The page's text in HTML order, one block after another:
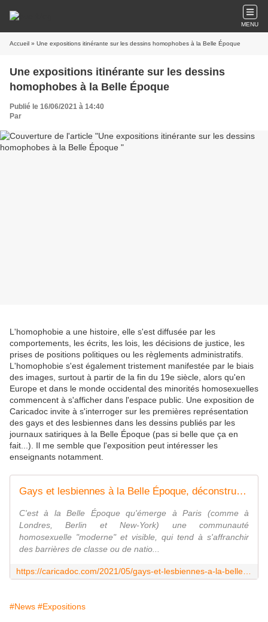
MENU
Accueil » Une expositions itinérante sur les dessins homophobes à la Belle Époque
Une expositions itinérante sur les dessins
homophobes à la Belle Époque
Publié le 16/06/2021 à 14:40
Par
L'homophobie a une histoire, elle s'est diffusée par les
comportements, les écrits, les lois, les décisions de justice, les
prises de positions politiques ou les règlements administratifs.
L'homophobie s'est également tristement manifestée par le biais
des images, surtout à partir de la fin du 19e siècle, alors qu'en
Europe et dans le monde occidental des minorités homosexuelles
commencent à s'afficher dans l'espace public. Une exposition de
Caricadoc invite à s'interroger sur les premières représentation
des gays et des lesbiennes dans les dessins publiés par les
journaux satiriques à la Belle Époque (pas si belle que ça en
fait...). Il me semble que l'exposition peut intéresser les
enseignants notamment.
Gays et lesbiennes à la Belle Époque, déconstruction d'un stéréotype : exposition à louer (gratuite pour collèges et lycées) - bienvenue chez C A R I C A D O C
C'est à la Belle Époque qu'émerge à Paris (comme à
Londres, Berlin et New-York) une communauté
homosexuelle "moderne" et visible, qui tend à s'affranchir
des barrières de classe ou de natio...
#News #Expositions